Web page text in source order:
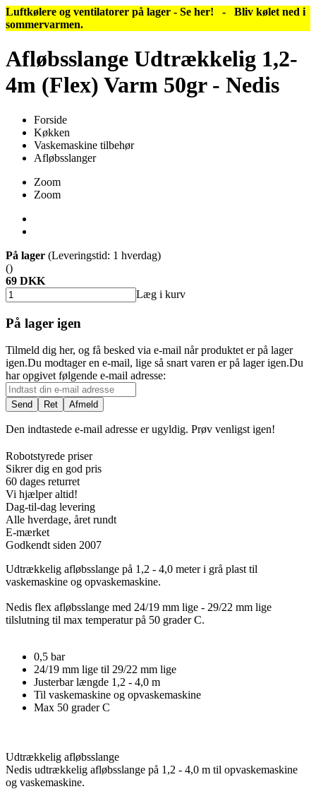
Luftkølere og ventilatorer på lager - Se her! -
Bliv kølet ned i
sommervarmen.
Afløbsslange Udtrækkelig 1,2-
4m (Flex) Varm 50gr - Nedis
Forside
Køkken
Vaskemaskine tilbehør
Afløbsslanger
Zoom
Zoom
På lager (Leveringstid: 1 hverdag)
()
69 DKK
Læg i kurv
På lager igen
Tilmeld dig her, og få besked via e-mail når produktet er på lager
igen.Du modtager en e-mail, lige så snart varen er på lager igen.Du
har opgivet følgende e-mail adresse:
Ret Afmeld
Den indtastede e-mail adresse er ugyldig. Prøv venligst igen!
Robotstyrede priser
Sikrer dig en god pris
60 dages returret
Vi hjælper altid!
Dag-til-dag levering
Alle hverdage, året rundt
E-mærket
Godkendt siden 2007
Udtrækkelig afløbsslange på 1,2 - 4,0 meter i grå plast til
vaskemaskine og opvaskemaskine.
Nedis flex afløbsslange med 24/19 mm lige - 29/22 mm lige
tilslutning til max temperatur på 50 grader C.
0,5 bar
24/19 mm lige til 29/22 mm lige
Justerbar længde 1,2 - 4,0 m
Til vaskemaskine og opvaskemaskine
Max 50 grader C
Udtrækkelig afløbsslange
Nedis udtrækkelig afløbsslange på 1,2 - 4,0 m til opvaskemaskine
og vaskemaskine.